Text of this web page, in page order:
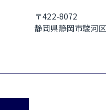
〒422-8072
静岡県静岡市駿河